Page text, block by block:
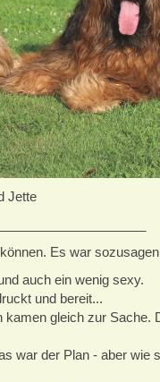
Jette
Es war
auch ein wenig sexy.
und bereit...
gleich zur Sache.
war der Plan - aber wie